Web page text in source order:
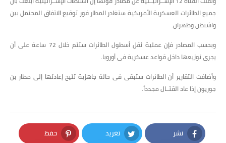
جميع الطائرات العسكرية الأمريكية ستغادر المطار فور توقيع الاتفاق المحتمل بين
واشنطن وطهران.
وبحسب المصادر فإن عملية نقل أسطول الطائرات ستتم خلال 72 ساعة على أن
يجرى توزيعها داخل قواعد عسكرية فى أوروبا.
وأضافت التقارير أن الطائرات ستبقى فى حالة جاهزية تتيح إعادتها إلى مطار بن
جوريون إذا عاد القتــال مجدداً.
نشر تغريد حفظ